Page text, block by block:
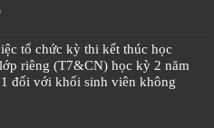
tổ chức kỳ thi kết thúc học
riêng (T7&CN) học kỳ 2 năm
đối với khối sinh viên không